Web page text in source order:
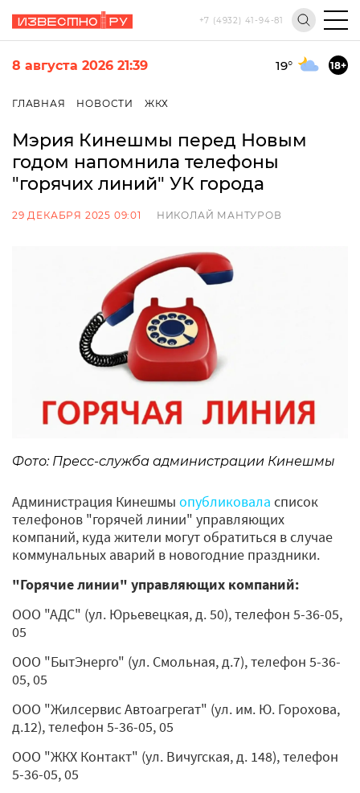
+7 (4932) 41-94-81
8 августа 2026 21:39 19° 18+
ГЛАВНАЯ НОВОСТИ ЖКХ
Мэрия Кинешмы перед Новым
годом напомнила телефоны
"горячих линий" УК города
29 ДЕКАБРЯ 2025 09:01 НИКОЛАЙ МАНТУРОВ
Фото: Пресс-служба администрации Кинешмы
Администрация Кинешмы опубликовала список
телефонов "горячей линии" управляющих
компаний, куда жители могут обратиться в случае
коммунальных аварий в новогодние праздники.
"Горячие линии" управляющих компаний:
ООО "АДС" (ул. Юрьевецкая, д. 50), телефон 5-36-05,
05
ООО "БытЭнерго" (ул. Смольная, д.7), телефон 5-36-
05, 05
ООО "Жилсервис Автоагрегат" (ул. им. Ю. Горохова,
д.12), телефон 5-36-05, 05
ООО "ЖКХ Контакт" (ул. Вичугская, д. 148), телефон
5-36-05, 05